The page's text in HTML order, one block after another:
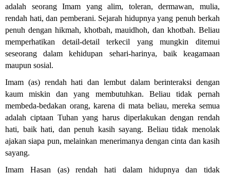
adalah seorang Imam yang alim, toleran, dermawan, mulia,
rendah hati, dan pemberani. Sejarah hidupnya yang penuh berkah
penuh dengan hikmah, khotbah, mauidhoh, dan khotbah. Beliau
memperhatikan detail-detail terkecil yang mungkin ditemui
seseorang dalam kehidupan sehari-harinya, baik keagamaan
maupun sosial.
Imam (as) rendah hati dan lembut dalam berinteraksi dengan
kaum miskin dan yang membutuhkan. Beliau tidak pernah
membeda-bedakan orang, karena di mata beliau, mereka semua
adalah ciptaan Tuhan yang harus diperlakukan dengan rendah
hati, baik hati, dan penuh kasih sayang. Beliau tidak menolak
ajakan siapa pun, melainkan menerimanya dengan cinta dan kasih
sayang.
Imam Hasan (as) rendah hati dalam hidupnya dan tidak